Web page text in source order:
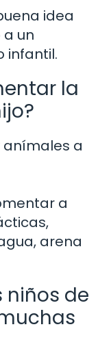
idea
un
infantil.
la
anímales a
a
arena
niños de